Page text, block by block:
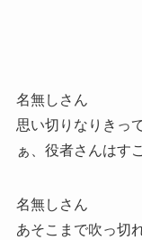
名無しさん
思い切りなりきっ
ぁ、役者さんはす
名無しさん
あそこまで吹っ切